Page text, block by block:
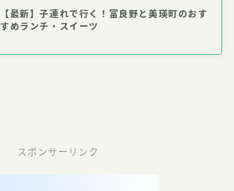
【最新】子連れで行く！富良野と美瑛町のおす
すめランチ・スイーツ
スポンサーリンク